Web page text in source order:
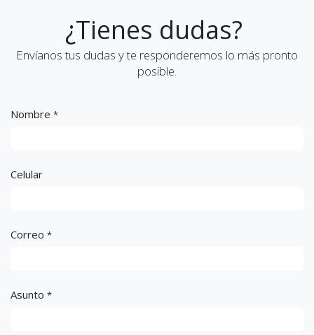
¿Tienes dudas?
Envíanos tus dudas y te responderemos lo más pronto
posible.
Nombre *
Celular
Correo *
Asunto *